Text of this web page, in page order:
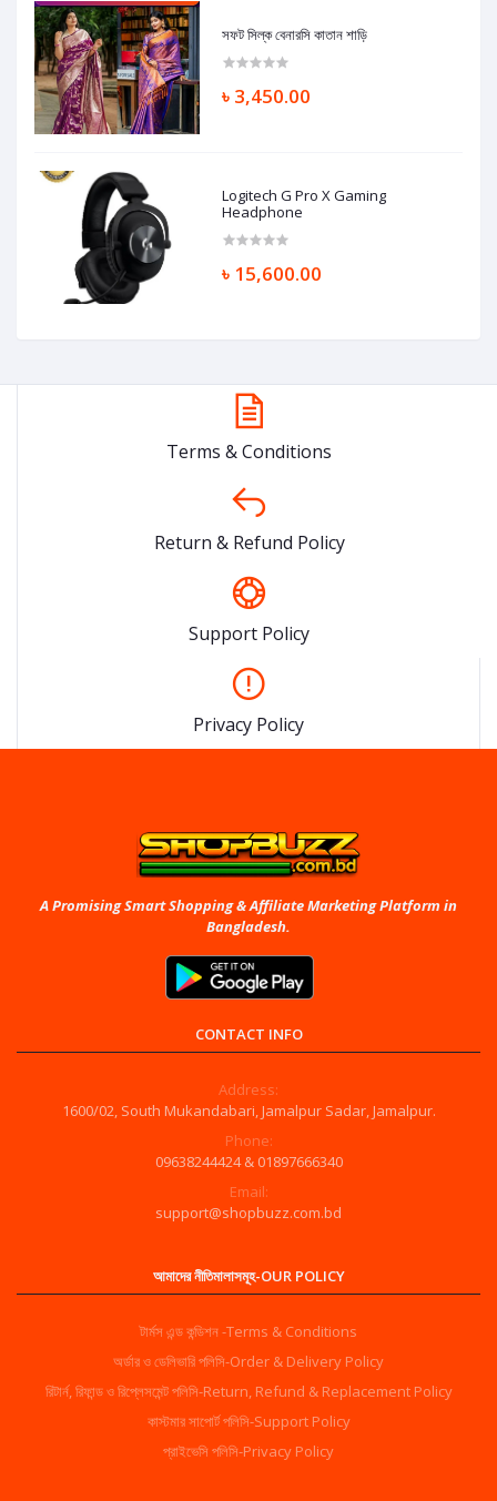
সফট সিল্ক বেনারসি কাতান শাড়ি
৳ 3,450.00
Logitech G Pro X Gaming
Headphone
৳ 15,600.00
Terms & Conditions
Return & Refund Policy
Support Policy
Privacy Policy
A Promising Smart Shopping & Affiliate Marketing Platform in
Bangladesh.
CONTACT INFO
Address:
1600/02, South Mukandabari, Jamalpur Sadar, Jamalpur.
Phone:
09638244424 & 01897666340
Email:
support@shopbuzz.com.bd
আমাদের নীতিমালাসমূহ-OUR POLICY
টার্মস এন্ড কন্ডিশন -Terms & Conditions
অর্ডার ও ডেলিভারি পলিসি-Order & Delivery Policy
রিটার্ন, রিফান্ড ও রিপ্লেসমেন্ট পলিসি-Return, Refund & Replacement Policy
কাস্টমার সাপোর্ট পলিসি-Support Policy
প্রাইভেসি পলিসি-Privacy Policy